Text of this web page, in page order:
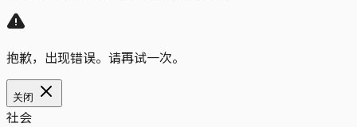
抱歉，出现错误。请再试一次。
关闭
社会